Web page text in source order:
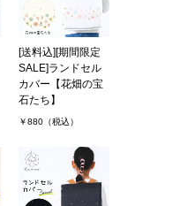
[送料込][期間限定
SALE]ランドセル
カバー【花畑の宝
石たち】
￥880（税込）